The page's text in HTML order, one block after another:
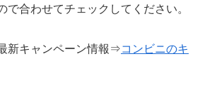
で合わせてチェックしてください。
新キャンペーン情報⇒コンビニのキ